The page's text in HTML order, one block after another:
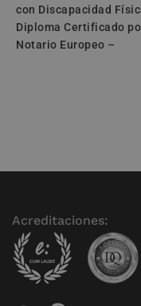
con Discapacidad
Diploma Certificado
Notario Europeo –
Acreditaciones: